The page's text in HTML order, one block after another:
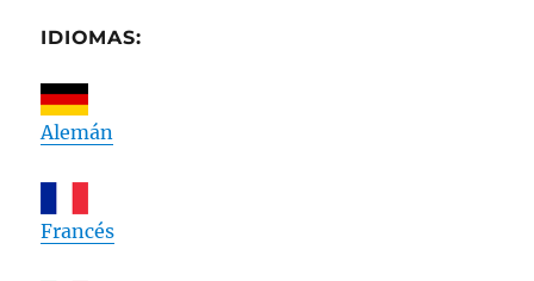
IDIOMAS:
Alemán
Francés